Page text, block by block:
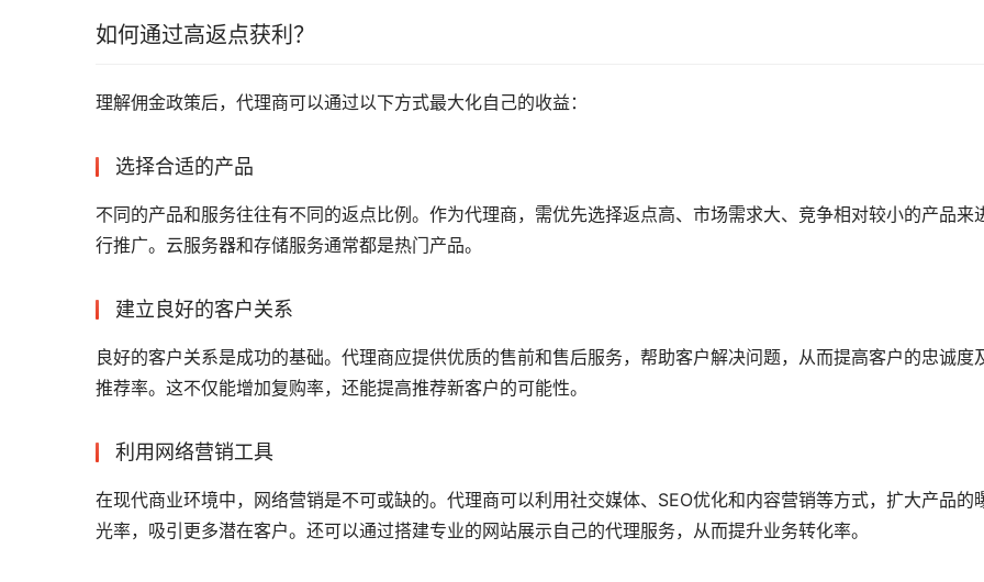
如何通过高返点获利？
理解佣金政策后，代理商可以通过以下方式最大化自己的收益：
选择合适的产品
不同的产品和服务往往有不同的返点比例。作为代理商，需优先选择返点高、市场需求大、竞争相对较小的产品来
行推广。云服务器和存储服务通常都是热门产品。
建立良好的客户关系
良好的客户关系是成功的基础。代理商应提供优质的售前和售后服务，帮助客户解决问题，从而提高客户的忠诚度
推荐率。这不仅能增加复购率，还能提高推荐新客户的可能性。
利用网络营销工具
在现代商业环境中，网络营销是不可或缺的。代理商可以利用社交媒体、SEO优化和内容营销等方式，扩大产品的
光率，吸引更多潜在客户。还可以通过搭建专业的网站展示自己的代理服务，从而提升业务转化率。